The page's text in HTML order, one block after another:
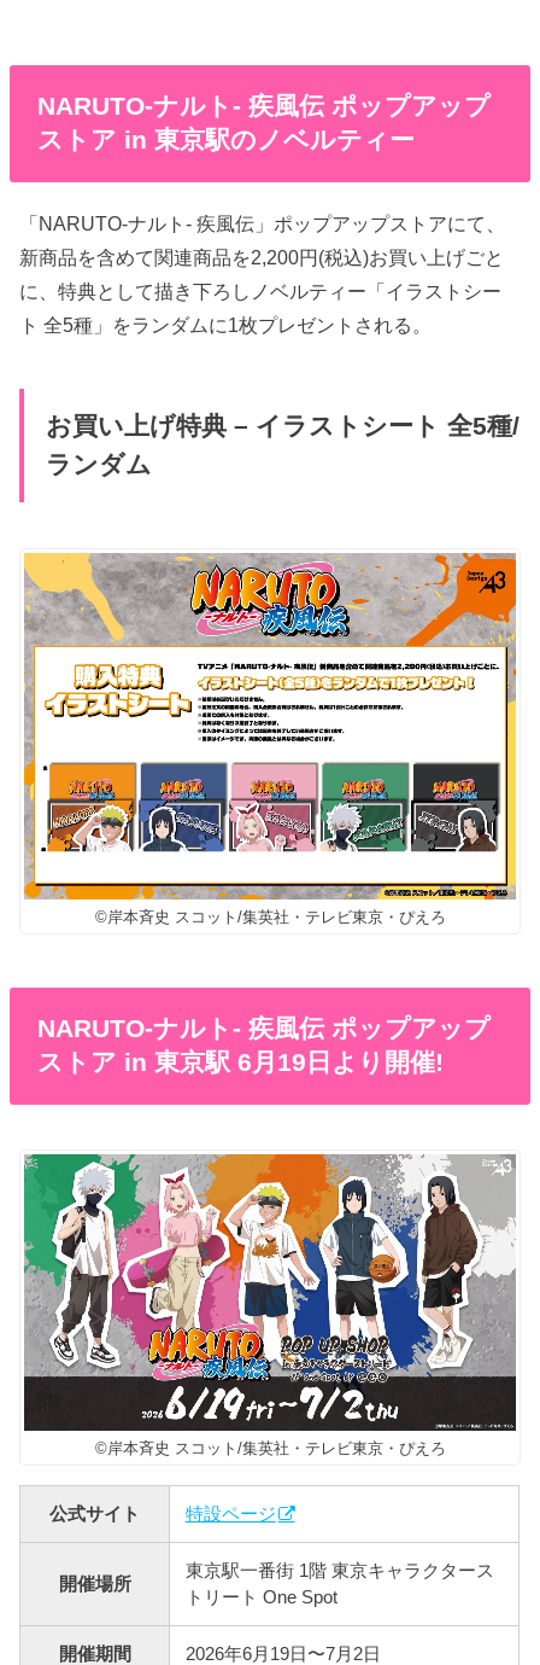
NARUTO-ナルト- 疾風伝 ポップアップ
ストア in 東京駅のノベルティー
「NARUTO-ナルト- 疾風伝」ポップアップストアにて、
新商品を含めて関連商品を2,200円(税込)お買い上げごと
に、特典として描き下ろしノベルティー「イラストシー
ト 全5種」をランダムに1枚プレゼントされる。
お買い上げ特典 – イラストシート 全5種/
ランダム
©岸本斉史 スコット/集英社・テレビ東京・ぴえろ
NARUTO-ナルト- 疾風伝 ポップアップ
ストア in 東京駅 6月19日より開催!
©岸本斉史 スコット/集英社・テレビ東京・ぴえろ
公式サイト 特設ページ
開催場所
東京駅一番街 1階 東京キャラクタース
トリート One Spot
開催期間 2026年6月19日〜7月2日